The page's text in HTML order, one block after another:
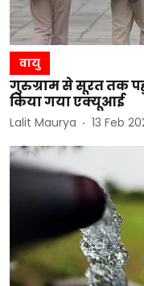
वायु
गुरुग्राम से सूरत तक
किया गया एक्यूआई
Lalit Maurya 13 Feb